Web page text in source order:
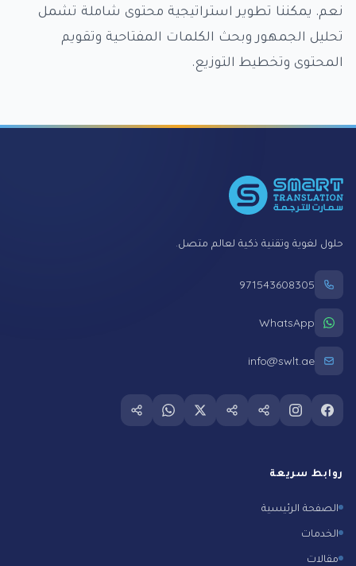
نعم. يمكننا تطوير استراتيجية محتوى شاملة تشمل
تحليل الجمهور وبحث الكلمات المفتاحية وتقويم
المحتوى وتخطيط التوزيع.
حلول لغوية وتقنية ذكية لعالم متصل.
971543608305
WhatsApp
info@swlt.ae
Follow us on facebook
Follow us on instagram
Follow us on snapchat
Follow us on tiktok
Follow us on twitter
Follow us on whatsapp
Follow us on
روابط سريعة
الصفحة الرئيسية
الخدمات
مقالات